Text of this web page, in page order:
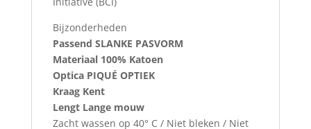
Bijzonderheden
Passend SLANKE PASVORM
Materiaal 100% Katoen
Optica PIQUÉ OPTIEK
Kraag Kent
Lengt Lange mouw
Zacht wassen op 40° C / Niet bleken / Niet